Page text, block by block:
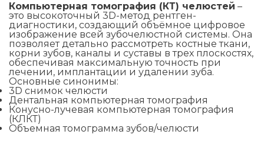
Компьютерная томография (КТ) челюстей –
это высокоточный 3D-метод рентген-
диагностики, создающий объёмное цифровое
изображение всей зубочелюстной системы. Она
позволяет детально рассмотреть костные ткани,
корни зубов, каналы и суставы в трех плоскостях,
обеспечивая максимальную точность при
лечении, имплантации и удалении зуба.
Основные синонимы:
3D снимок челюсти
Дентальная компьютерная томография
Конусно-лучевая компьютерная томография
(КЛКТ)
Объемная томограмма зубов/челюсти